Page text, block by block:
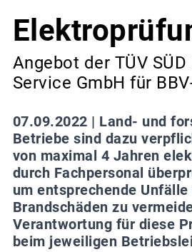
Angebot der TÜV
Service GmbH für
07.09.2022 | Land- und
Betriebe sind dazu
von maximal 4 Jahren
durch Fachpersonal
um entsprechende Unfälle
Brandschäden zu
Verantwortung für diese
beim jeweiligen